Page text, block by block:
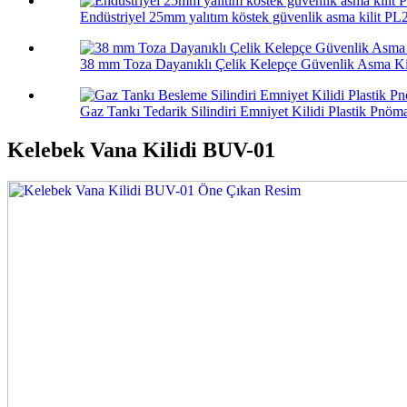
Endüstriyel 25mm yalıtım köstek güvenlik asma kilit
38 mm Toza Dayanıklı Çelik Kelepçe Güvenlik Asma
Gaz Tankı Tedarik Silindiri Emniyet Kilidi Plastik
Kelebek Vana Kilidi BUV-01